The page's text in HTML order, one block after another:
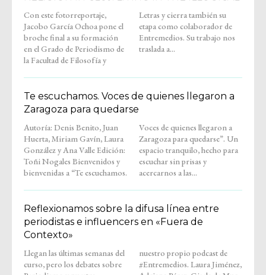
Con este fotorreportaje,
Jacobo García Ochoa pone el
broche final a su formación
en el Grado de Periodismo de
la Facultad de Filosofía y
Letras y cierra también su
etapa como colaborador de
Entremedios. Su trabajo nos
traslada a...
Te escuchamos. Voces de quienes llegaron a
Zaragoza para quedarse
Autoría: Denis Benito, Juan
Huerta, Miriam Gavín, Laura
González y Ana Valle Edición:
Toñi Nogales Bienvenidos y
bienvenidas a “Te escuchamos.
Voces de quienes llegaron a
Zaragoza para quedarse”. Un
espacio tranquilo, hecho para
escuchar sin prisas y
acercarnos a las...
Reflexionamos sobre la difusa línea entre
periodistas e influencers en «Fuera de
Contexto»
Llegan las últimas semanas del
curso, pero los debates sobre
nuestro propio podcast de
#Entremedios. Laura Jiménez,